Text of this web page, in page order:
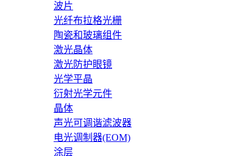
波片
光纤布拉格光栅
陶瓷和玻璃组件
激光晶体
激光防护眼镜
光学平晶
衍射光学元件
晶体
声光可调谐滤波器
电光调制器(EOM)
涂层